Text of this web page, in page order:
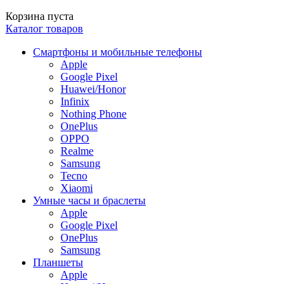
Корзина пуста
Каталог товаров
Смартфоны и мобильные телефоны
Apple
Google Pixel
Huawei/Honor
Infinix
Nothing Phone
OnePlus
OPPO
Realme
Samsung
Tecno
Xiaomi
Умные часы и браслеты
Apple
Google Pixel
OnePlus
Samsung
Планшеты
Apple